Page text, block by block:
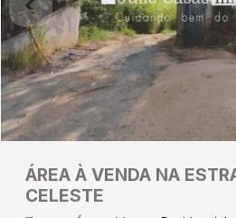
ÁREA À VENDA NA
CELESTE